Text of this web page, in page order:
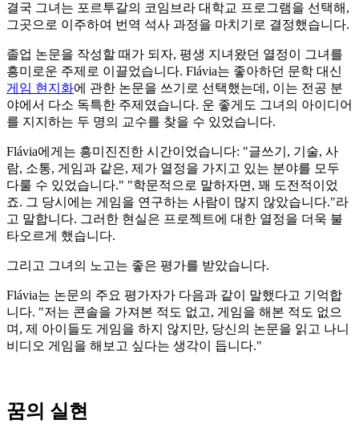
결국 그녀는 포르투갈의 코임브라 대학교 프로그램을 선택해,
그곳으로 이주하여 번역 석사 과정을 마치기로 결정했습니다.
졸업 논문을 작성할 때가 되자, 평생 지녀왔던 열정이 그녀를
흥미로운 주제로 이끌었습니다. Flávia는 좋아하던 문학 대신
게임 현지화에 관한 논문을 쓰기로 선택했는데, 이는 전공 분
야에서 다소 독특한 주제였습니다. 운 좋게도 그녀의 아이디어
를 지지하는 두 명의 교수를 찾을 수 있었습니다.
Flávia에게는 흥미진진한 시간이었습니다: "글쓰기, 기술, 사
람, 소통, 게임과 같은, 제가 열정을 가지고 있는 분야를 모두
다룰 수 있었습니다." "학문적으로 말하자면, 꽤 도전적이었
죠. 그 당시에는 게임을 연구하는 사람이 많지 않았습니다."라
고 말합니다. 그러한 현실은 프로젝트에 대한 열정을 더욱 불
타오르게 했습니다.
그리고 그녀의 노고는 좋은 평가를 받았습니다.
Flávia는 논문의 주요 평가자가 다음과 같이 말했다고 기억합
니다. "저는 콘솔을 가져본 적도 없고, 게임을 해본 적도 없으
며, 제 아이들도 게임을 하지 않지만, 당신의 논문을 읽고 나니
비디오 게임을 해보고 싶다는 생각이 듭니다."
꿈의 실현